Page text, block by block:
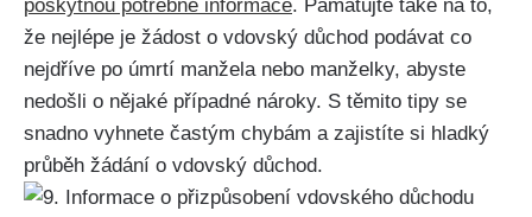
poskytnou potřebné informace. Pamatujte také na to,
že nejlépe je žádost o vdovský důchod podávat co
nejdříve po úmrtí manžela nebo manželky, abyste
nedošli o nějaké případné nároky. S těmito tipy se
snadno vyhnete častým chybám a zajistíte si hladký
průběh žádání o vdovský důchod.